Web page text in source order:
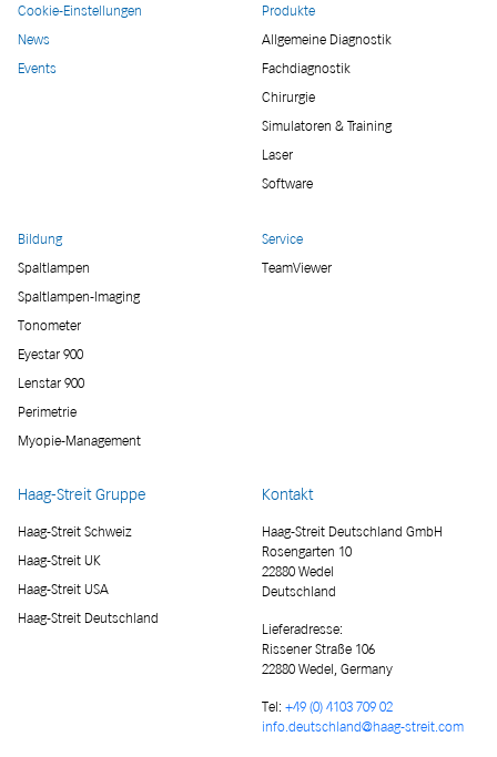
Cookie-Einstellungen
News
Events
Produkte
Allgemeine Diagnostik
Fachdiagnostik
Chirurgie
Simulatoren & Training
Laser
Software
Bildung
Spaltlampen
Spaltlampen-Imaging
Tonometer
Eyestar 900
Lenstar 900
Perimetrie
Myopie-Management
Service
TeamViewer
Haag-Streit Gruppe
Haag-Streit Schweiz
Haag-Streit UK
Haag-Streit USA
Haag-Streit Deutschland
Kontakt
Haag-Streit Deutschland GmbH
Rosengarten 10
22880 Wedel
Deutschland
Lieferadresse:
Rissener Straße 106
22880 Wedel, Germany
Tel: +49 (0) 4103 709 02
info.deutschland@haag-streit.com